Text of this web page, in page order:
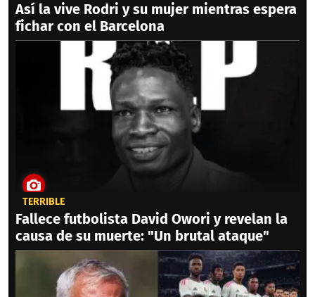
Así la vive Rodri y su mujer mientras espera
fichar con el Barcelona
TERRIBLE
Fallece futbolista David Owori y revelan la
causa de su muerte: "Un brutal ataque"